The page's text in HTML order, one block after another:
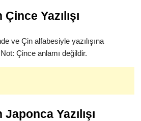
Yazılışı
ve Çin alfabesiyle yazılışına
Çince anlamı değildir.
Yazılışı